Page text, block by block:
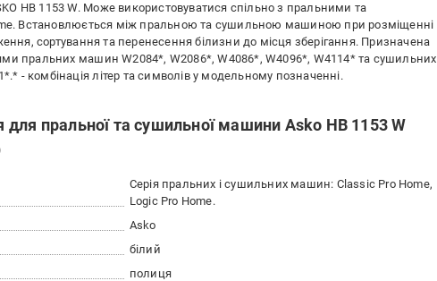
HB 1153 W. Може використовуватися спільно з пральними та
Встановлюється між пральною та сушильною машиною при розміщенні
сортування та перенесення білизни до місця зберігання. Призначена
пральних машин W2084*, W2086*, W4086*, W4096*, W4114* та сушильних
- комбінація літер та символів у модельному позначенні.
для пральної та сушильної машини Asko HB 1153 W
Серія пральних і сушильних машин: Classic Pro Home,
Logic Pro Home.
Asko
білий
полиця